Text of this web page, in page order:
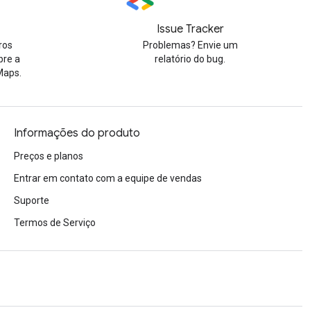
a
Issue Tracker
Problemas? Envie um
relatório do bug.
Informações do produto
Preços e planos
Entrar em contato com a equipe de vendas
Suporte
Termos de Serviço